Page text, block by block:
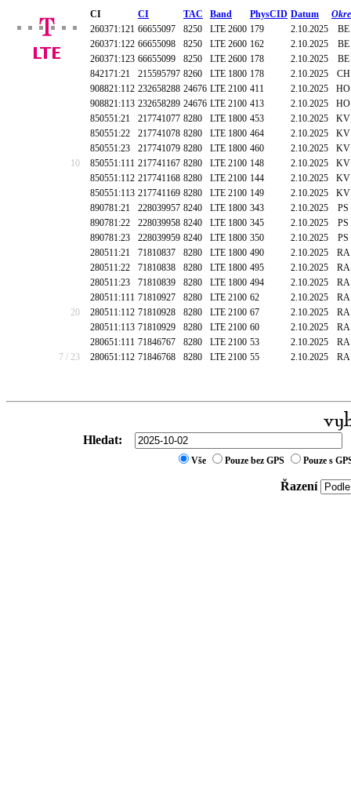
CI CI TAC Band PhysCID Datum
260371:121 66655097 8250 LTE 2600 179 2.10.2025
BE
260371:122 66655098 8250 LTE 2600 162 2.10.2025
BE
260371:123 66655099 8250 LTE 2600 178 2.10.2025
BE
842171:21
215595797 8260 LTE 1800 178 2.10.2025
CH
908821:112 232658288 24676 LTE 2100 411 2.10.2025
HO
908821:113 232658289 24676 LTE 2100 413 2.10.2025
HO
850551:21
217741077 8280 LTE 1800 453 2.10.2025
KV
850551:22
217741078 8280 LTE 1800 464 2.10.2025
KV
850551:23
217741079 8280 LTE 1800 460 2.10.2025
KV
10
850551:111 217741167 8280 LTE 2100 148 2.10.2025
KV
850551:112 217741168 8280 LTE 2100 144 2.10.2025
KV
850551:113 217741169 8280 LTE 2100 149 2.10.2025
KV
890781:21
228039957 8240 LTE 1800 343 2.10.2025
PS
890781:22
228039958 8240 LTE 1800 345 2.10.2025
PS
890781:23
228039959 8240 LTE 1800 350 2.10.2025
PS
280511:21
71810837 8280 LTE 1800 490 2.10.2025
RA
280511:22
71810838 8280 LTE 1800 495 2.10.2025
RA
280511:23
71810839 8280 LTE 1800 494 2.10.2025
RA
280511:111 71810927 8280 LTE 2100 62 2.10.2025
RA
20
280511:112 71810928 8280 LTE 2100 67 2.10.2025
RA
280511:113 71810929 8280 LTE 2100 60 2.10.2025
RA
280651:111 71846767 8280 LTE 2100 53 2.10.2025
RA
7 / 23
280651:112 71846768 8280 LTE 2100 55 2.10.2025 RA
Hledat:
Vše Pouze bez GPS Pouze s
Řazení